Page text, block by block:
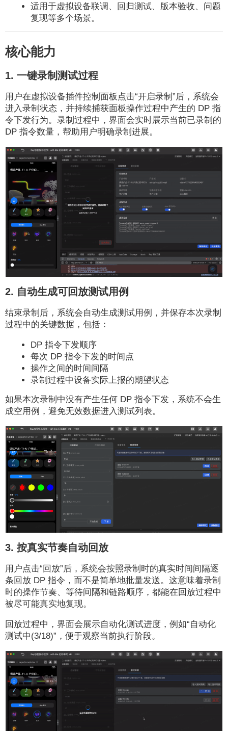
适用于虚拟设备联调、回归测试、版本验收、问题
复现等多个场景。
核心能力
1. 一键录制测试过程
用户在虚拟设备插件控制面板点击“开启录制”后，系统会
进入录制状态，并持续捕获面板操作过程中产生的 DP 指
令下发行为。录制过程中，界面会实时展示当前已录制的
DP 指令数量，帮助用户明确录制进展。
2. 自动生成可回放测试用例
结束录制后，系统会自动生成测试用例，并保存本次录制
过程中的关键数据，包括：
DP 指令下发顺序
每次 DP 指令下发的时间点
操作之间的时间间隔
录制过程中设备实际上报的期望状态
如果本次录制中没有产生任何 DP 指令下发，系统不会生
成空用例，避免无效数据进入测试列表。
3. 按真实节奏自动回放
用户点击“回放”后，系统会按照录制时的真实时间间隔逐
条回放 DP 指令，而不是简单地批量发送。这意味着录制
时的操作节奏、等待间隔和链路顺序，都能在回放过程中
被尽可能真实地复现。
回放过程中，界面会展示自动化测试进度，例如“自动化
测试中(3/18)”，便于观察当前执行阶段。